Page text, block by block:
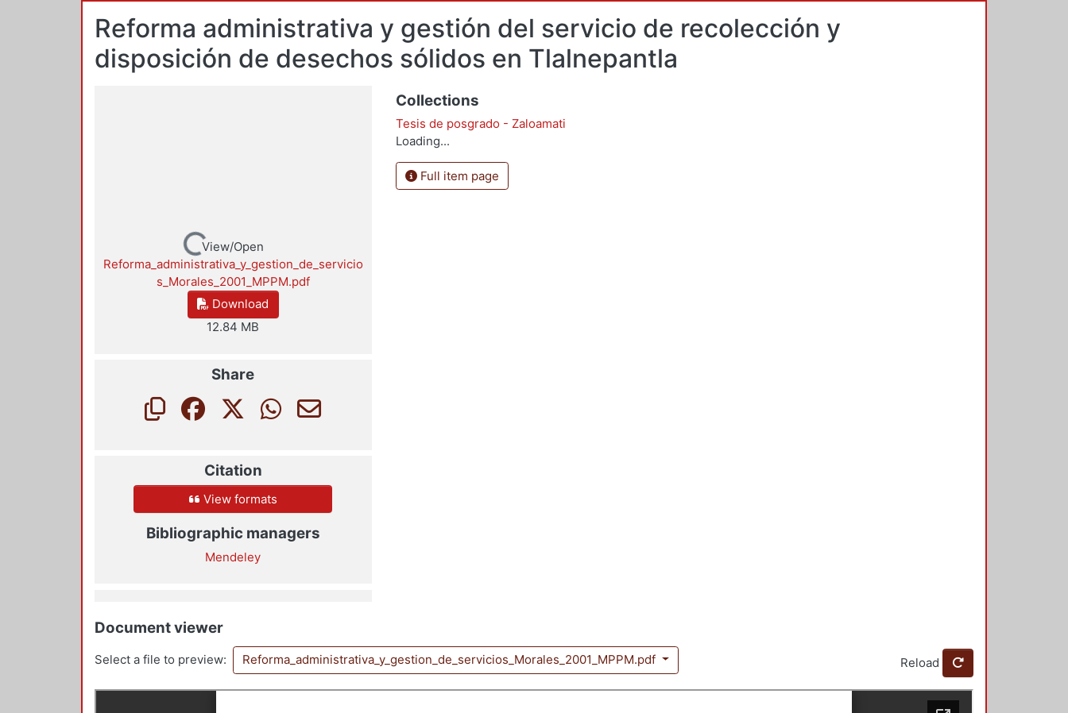
Reforma administrativa y gestión del servicio de recolección y
disposición de desechos sólidos en Tlalnepantla
Loading...View/Open
Reforma_administrativa_y_gestion_de_servicio
s_Morales_2001_MPPM.pdf
Download
12.84 MB
Share
Citation
View formats
Bibliographic managers
Mendeley
Collections
Tesis de posgrado - Zaloamati
Loading...
Full item page
Document viewer
Select a file to preview: Reforma_administrativa_y_gestion_de_servicios_Morales_2001_MPPM.pdf Reload